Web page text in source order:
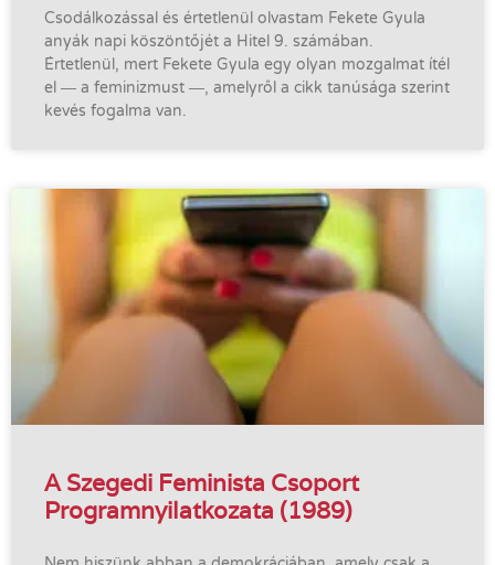
Csodálkozással és értetlenül olvastam Fekete Gyula
anyák napi köszöntőjét a Hitel 9. számában.
Értetlenül, mert Fekete Gyula egy olyan mozgalmat ítél
el ― a feminizmust ―, amelyről a cikk tanúsága szerint
kevés fogalma van.
A Szegedi Feminista Csoport
Programnyilatkozata (1989)